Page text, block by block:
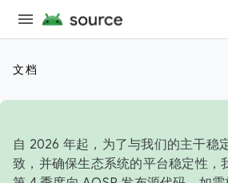
文档
自 2026 年起，为了与我们的主干稳
致，并确保生态系统的平台稳定性，